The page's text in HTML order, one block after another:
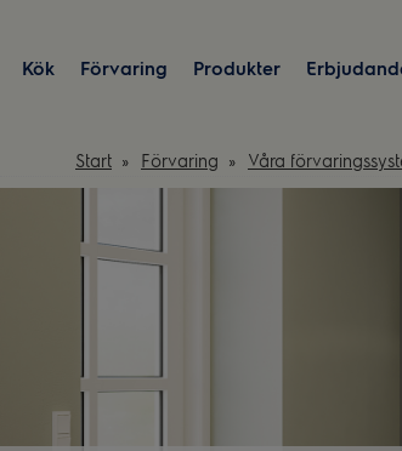
Kök Förvaring Produkter
Start Förvaring Våra